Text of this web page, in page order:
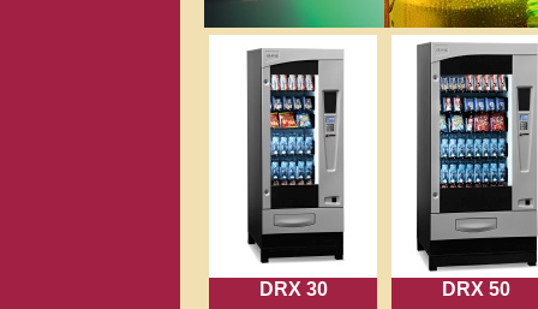
DRX 30 DRX 50